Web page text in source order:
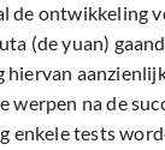
de ontwikkeling
(de yuan)
hiervan
werpen na de
enkele tests